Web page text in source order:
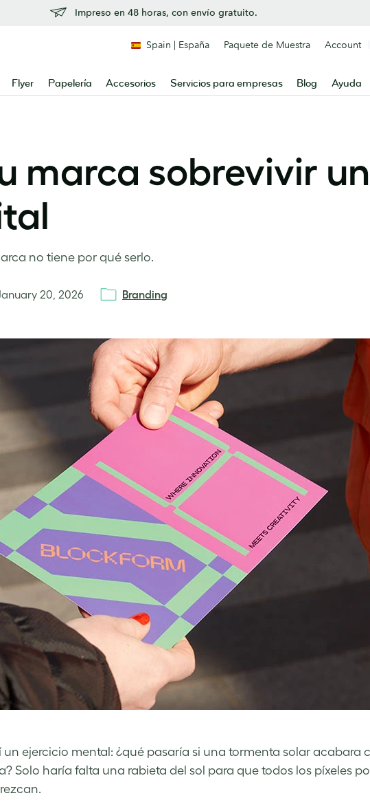
Impreso en 48 horas, con envío gratuito.
Flyer Papelería Accesorios Servicios para empresas Blog Ayuda
Spain | España Paquete de Muestra Account
marca sobrevivir
no tiene por qué serlo.
20, 2026 Branding
un ejercicio mental: ¿qué pasaría si una tormenta solar acabara
Solo haría falta una rabieta del sol para que todos los píxeles